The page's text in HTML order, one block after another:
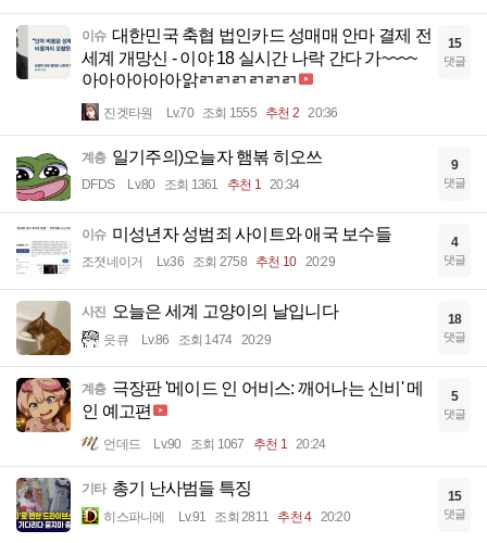
이슈 대한민국 축협 법인카드 성매매 안마 결제 전
세계 개망신 - 이야 18 실시간 나락 간다 가~~~~
아아아아아아앍ㄺㄺㄺㄺㄺㄺ
진겟타원 Lv.70 조회 1555 추천 2 20:36
15
댓글
계층 일기주의)오늘자 햄볶 히오쓰
DFDS Lv.80 조회 1361 추천 1 20:34
9
댓글
이슈 미성년자 성범죄 사이트와 애국 보수들
조졋네이거 Lv.36 조회 2758 추천 10 20:29
4
댓글
사진 오늘은 세계 고양이의 날입니다
읏큐 Lv.86 조회 1474 20:29
18
댓글
계층 극장판 '메이드 인 어비스: 깨어나는 신비' 메
인 예고편
언데드 Lv.90 조회 1067 추천 1 20:24
5
댓글
기타 총기 난사범들 특징
히스파니에 Lv.91 조회 2811 추천 4 20:20
15
댓글